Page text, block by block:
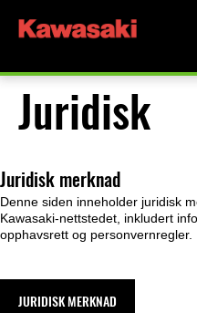
Juridisk
Juridisk merknad
Denne siden inneholder juridisk
Kawasaki-nettstedet, inkludert
opphavsrett og personvernregler.
JURIDISK MERKNAD